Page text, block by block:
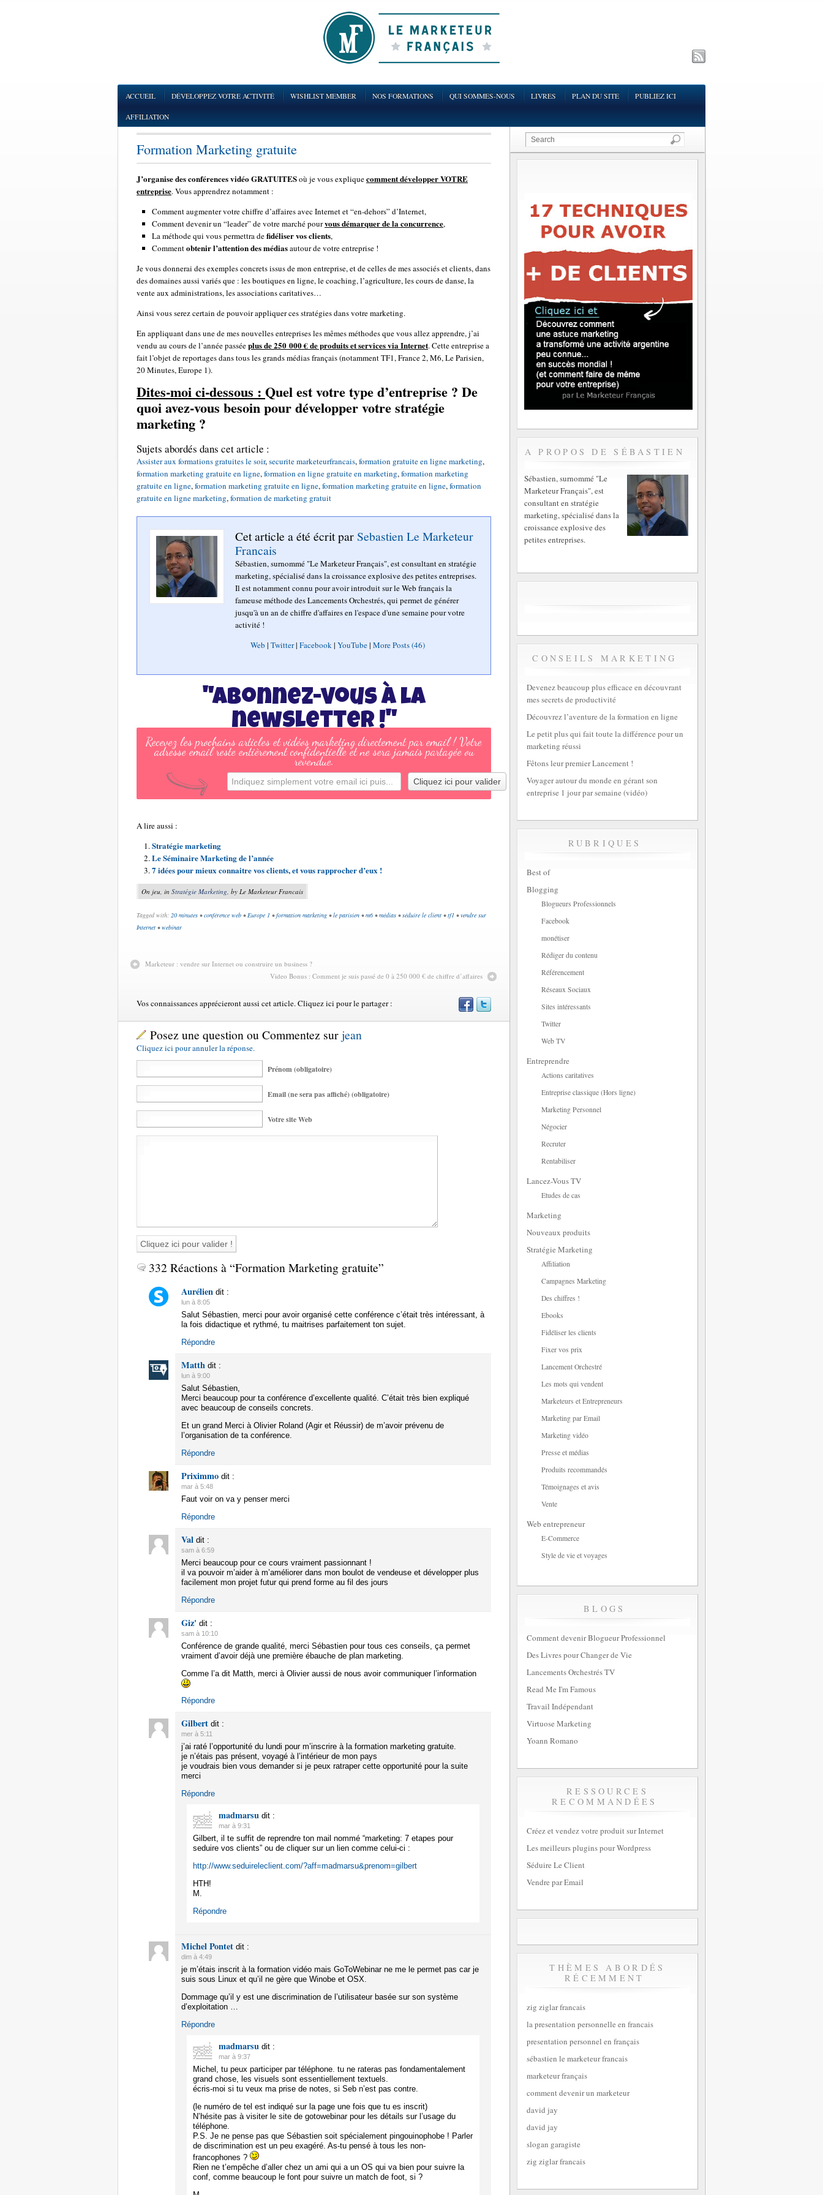
ACCUEIL DÉVELOPPEZ VOTRE ACTIVITÉ WISHLIST MEMBER NOS FORMATIONS QUI SOMMES-NOUS LIVRES PLAN DU SITE PUBLIEZ ICI
AFFILIATION
Formation Marketing gratuite
J’organise des conférences vidéo GRATUITESoù je vous expliquecomment développer VOTRE
entreprise. Vous apprendrez notamment :
Comment augmenter votre chiffre d’affaires avec Internet et “en-dehors” d’Internet,
Comment devenir un “leader” de votre marché pourvous démarquer de la concurrence,
La méthode qui vous permettra defidéliser vos clients,
Commentobtenir l’attention des médiasautour de votre entreprise !
Je vous donnerai des exemples concrets issus de mon entreprise, et de celles de mes associés et clients, dans
des domaines aussi variés que : les boutiques en ligne, le coaching, l’agriculture, les cours de danse, la
vente aux administrations, les associations caritatives…
Ainsi vous serez certain de pouvoir appliquer ces stratégies dans votre marketing.
En appliquant dans une de mes nouvelles entreprises les mêmes méthodes que vous allez apprendre, j’ai
vendu au cours de l’année passéeplus de 250 000 € de produits et services via Internet. Cette entreprise a
fait l’objet de reportages dans tous les grands médias français (notamment TF1, France 2, M6, Le Parisien,
20 Minutes, Europe 1).
Dites-moi ci-dessous : Quel est votre type d’entreprise ? De
quoi avez-vous besoin pour développer votre stratégie
marketing ?
Sujets abordés dans cet article :
Assister aux formations gratuites le soir,securite marketeurfrancais,formation gratuite en ligne marketing,
formation marketing gratuite en ligne,formation en ligne gratuite en marketing,formation marketing
gratuite en ligne,formation marketing gratuite en ligne,formation marketing gratuite en ligne,formation
gratuite en ligne marketing,formation de marketing gratuit
Cet article a été écrit parSebastien Le Marketeur
Francais
Sébastien, surnommé "Le Marketeur Français", est consultant en stratégie
marketing, spécialisé dans la croissance explosive des petites entreprises.
Il est notamment connu pour avoir introduit sur le Web français la
fameuse méthode des Lancements Orchestrés, qui permet de générer
jusqu'à un an de chiffre d'affaires en l'espace d'une semaine pour votre
activité !
Web | Twitter| Facebook| YouTube| More Posts (46)
"Abonnez-vous à la
newsletter !"
Recevez les prochains articles et vidéos marketing directement par email ! Votre
adresse email reste entièrement confidentielle et ne sera jamais partagée ou
revendue.
A lire aussi :
Stratégie marketing
Le Séminaire Marketing de l’année
7 idées pour mieux connaitre vos clients, et vous rapprocher d’eux !
On jeu, in Stratégie Marketing , by Le Marketeur Francais
Tagged with: 20 minutes •conférence web •Europe 1 •formation marketing •le parisien •m6 •médias •séduire le client •tf1 •vendre sur
Internet •webinar
Marketeur : vendre sur Internet ou construire un business ?
Video Bonus : Comment je suis passé de 0 à 250 000 € de chiffre d’affaires
Vos connaissances apprécieront aussi cet article. Cliquez ici pour le partager :
Posez une question ou Commentez surjean
Cliquez ici pour annuler la réponse.
Prénom (obligatoire)
Email (ne sera pas affiché) (obligatoire)
Votre site Web
332 Réactions à “Formation Marketing gratuite”
Aurélien dit :
lun à 8:05
Salut Sébastien, merci pour avoir organisé cette conférence c’était très intéressant, à
la fois didactique et rythmé, tu maitrises parfaitement ton sujet.
Répondre
Matth dit :
lun à 9:00
Salut Sébastien,
Merci beaucoup pour ta conférence d’excellente qualité. C’était très bien expliqué
avec beaucoup de conseils concrets.
Et un grand Merci à Olivier Roland (Agir et Réussir) de m’avoir prévenu de
l’organisation de ta conférence.
Répondre
Priximmo dit :
mar à 5:48
Faut voir on va y penser merci
Répondre
Val dit :
sam à 6:59
Merci beaucoup pour ce cours vraiment passionnant !
il va pouvoir m’aider à m’améliorer dans mon boulot de vendeuse et développer plus
facilement mon projet futur qui prend forme au fil des jours
Répondre
Giz' dit :
sam à 10:10
Conférence de grande qualité, merci Sébastien pour tous ces conseils, ça permet
vraiment d’avoir déjà une première ébauche de plan marketing.
Comme l’a dit Matth, merci à Olivier aussi de nous avoir communiquer l’information
Répondre
Gilbert dit :
mer à 5:11
j’ai raté l’opportunité du lundi pour m’inscrire à la formation marketing gratuite.
je n’étais pas présent, voyagé à l’intérieur de mon pays
je voudrais bien vous demander si je peux ratraper cette opportunité pour la suite
merci
Répondre
madmarsu dit :
mar à 9:31
Gilbert, il te suffit de reprendre ton mail nommé “marketing: 7 etapes pour
seduire vos clients” ou de cliquer sur un lien comme celui-ci :
http://www.seduireleclient.com/?aff=madmarsu&prenom=gilbert
HTH!
M.
Répondre
Michel Pontet dit :
dim à 4:49
je m’étais inscrit à la formation vidéo mais GoToWebinar ne me le permet pas car je
suis sous Linux et qu’il ne gère que Winobe et OSX.
Dommage qu’il y est une discrimination de l’utilisateur basée sur son système
d’exploitation …
Répondre
madmarsu dit :
mar à 9:37
Michel, tu peux participer par téléphone. tu ne rateras pas fondamentalement
grand chose, les visuels sont essentiellement textuels.
écris-moi si tu veux ma prise de notes, si Seb n’est pas contre.
(le numéro de tel est indiqué sur la page une fois que tu es inscrit)
N’hésite pas à visiter le site de gotowebinar pour les détails sur l’usage du
téléphone.
P.S. Je ne pense pas que Sébastien soit spécialement pingouinophobe ! Parler
de discrimination est un peu exagéré. As-tu pensé à tous les non-
francophones ?
Rien ne t’empêche d’aller chez un ami qui a un OS qui va bien pour suivre la
conf, comme beaucoup le font pour suivre un match de foot, si ?
A PROPOS DE SÉBASTIEN
Sébastien, surnommé "Le
Marketeur Français", est
consultant en stratégie
marketing, spécialisé dans la
croissance explosive des
petites entreprises.
CONSEILS MARKETING
Devenez beaucoup plus efficace en découvrant
mes secrets de productivité
Découvrez l’aventure de la formation en ligne
Le petit plus qui fait toute la différence pour un
marketing réussi
Fêtons leur premier Lancement !
Voyager autour du monde en gérant son
entreprise 1 jour par semaine (vidéo)
RUBRIQUES
Best of
Blogging
Blogueurs Professionnels
Facebook
monétiser
Rédiger du contenu
Référencement
Réseaux Sociaux
Sites intéressants
Twitter
Web TV
Entreprendre
Actions caritatives
Entreprise classique (Hors ligne)
Marketing Personnel
Négocier
Recruter
Rentabiliser
Lancez-Vous TV
Etudes de cas
Marketing
Nouveaux produits
Stratégie Marketing
Affiliation
Campagnes Marketing
Des chiffres !
Ebooks
Fidéliser les clients
Fixer vos prix
Lancement Orchestré
Les mots qui vendent
Marketeurs et Entrepreneurs
Marketing par Email
Marketing vidéo
Presse et médias
Produits recommandés
Témoignages et avis
Vente
Web entrepreneur
E-Commerce
Style de vie et voyages
BLOGS
Comment devenir Blogueur Professionnel
Des Livres pour Changer de Vie
Lancements Orchestrés TV
Read Me I'm Famous
Travail Indépendant
Virtuose Marketing
Yoann Romano
RESSOURCES
RECOMMANDÉES
Créez et vendez votre produit sur Internet
Les meilleurs plugins pour Wordpress
Séduire Le Client
Vendre par Email
THÈMES ABORDÉS
RÉCEMMENT
zig ziglar francais
la presentation personnelle en francais
presentation personnel en français
sébastien le marketeur francais
marketeur français
comment devenir un marketeur
david jay
david jay
slogan garagiste
zig ziglar francais